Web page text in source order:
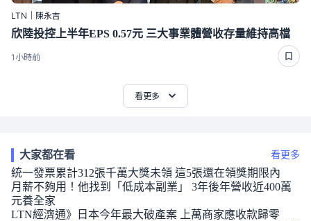
LTN｜陳永吉
欣陸投控上半年EPS 0.57元 三大事業體營收存量維持高檔
1小時前
看更多
大家都在看 看更多
統一發票累計312張千萬大獎未領 這5張還在領獎期限內
月薪不夠用！他找到「低成本副業」 3年後年營收近400萬
元養全家
LTN經濟通》日本今年最大破產案 上萬商家應收款歸零